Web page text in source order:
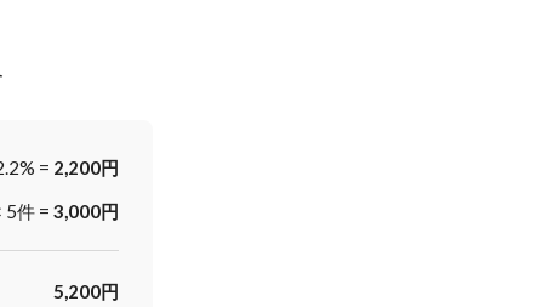
= 2,200円
5件 = 3,000円
5,200円